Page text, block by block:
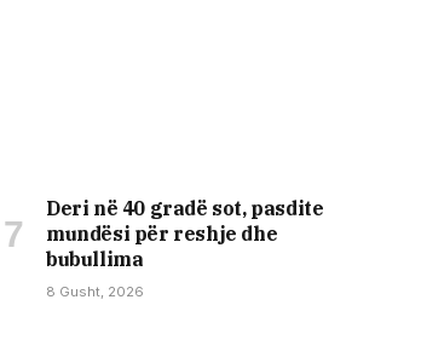
Deri në 40 gradë sot, pasdite
mundësi për reshje dhe
bubullima
8 Gusht, 2026